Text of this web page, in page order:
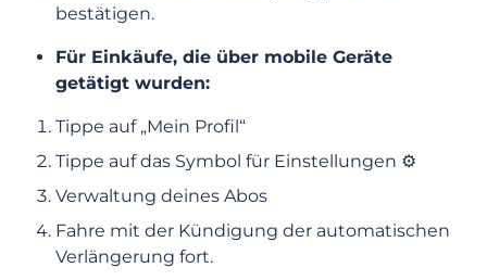
Kostenpflichtige Funktionen
Zahlungen
Abonnements
Wie kann ich die Laufzeit meines
Abonnements ändern? Kann ich mein
Abonnement auf ein anderes Profil
übertragen?
bestätigen.
Für Einkäufe, die über mobile Geräte
getätigt wurden:
Tippe auf „Mein Profil“
Tippe auf das Symbol für Einstellungen ⚙️
Verwaltung deines Abos
Fahre mit der Kündigung der automatischen
Verlängerung fort.